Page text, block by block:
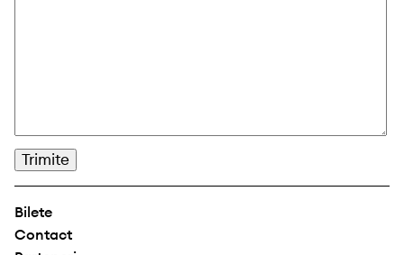
Please leave this field empty.
Bilete
Contact